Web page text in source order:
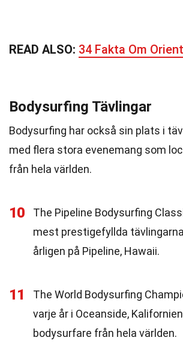
READ ALSO: 34 Fakta Om
Bodysurfing Tävlingar
Bodysurfing har också sin plats i
med flera stora evenemang som
från hela världen.
10
The Pipeline Bodysurfing
mest prestigefyllda
årligen på Pipeline, Hawaii.
11
The World Bodysurfing
varje år i Oceanside,
bodysurfare från hela världen.